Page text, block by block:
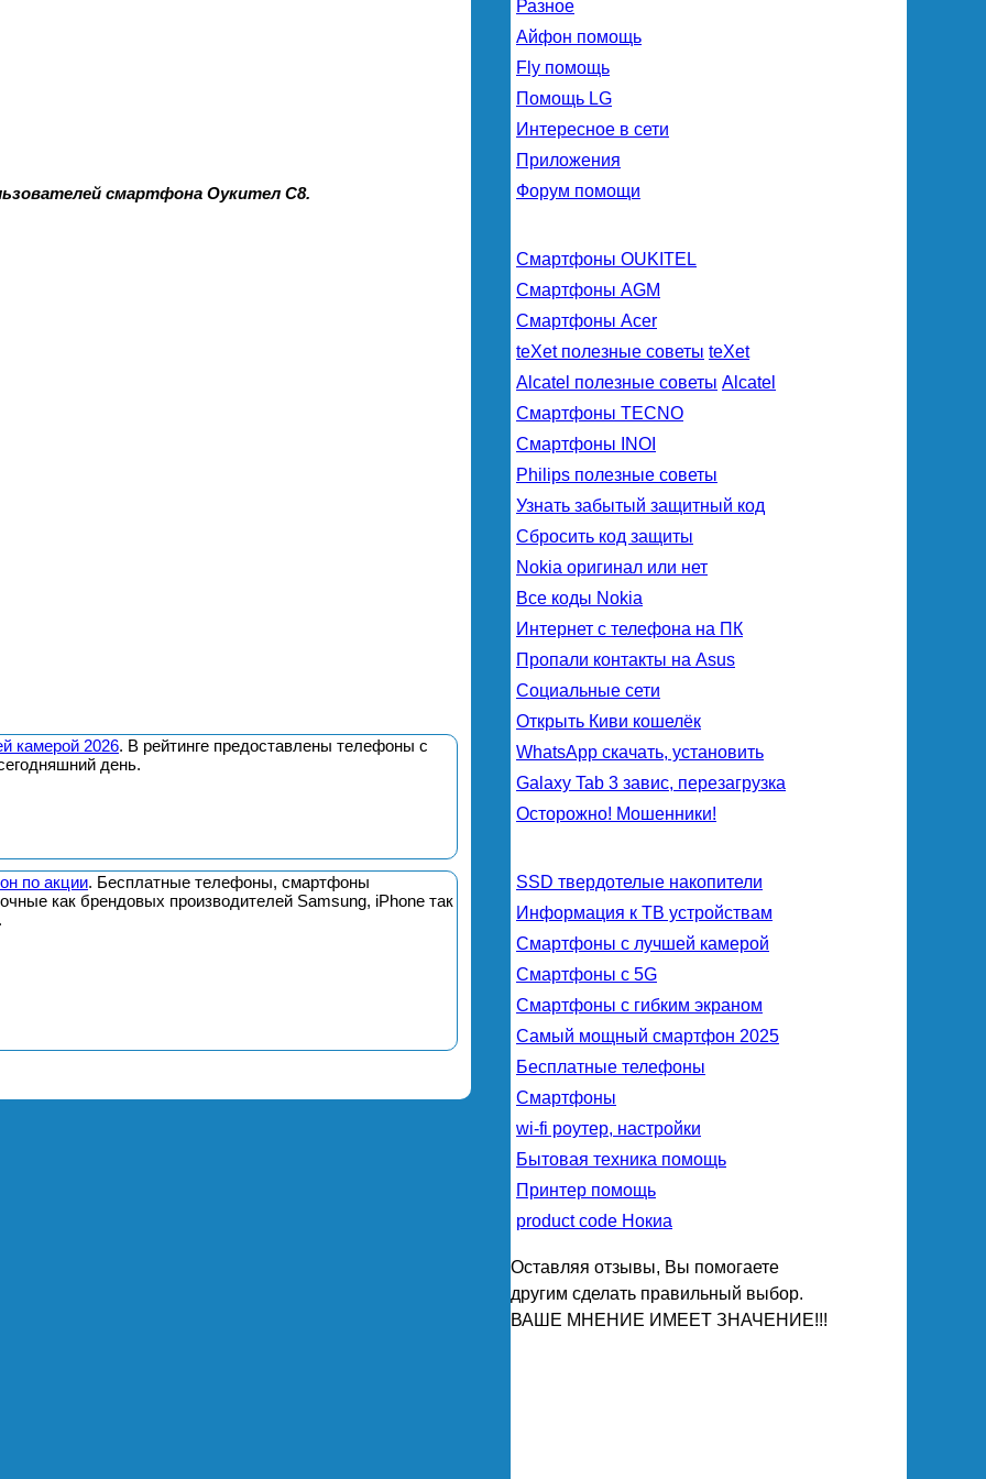
смартфона Оукител С8.
камерой 2026. В рейтинге предоставлены телефоны с
день.
по акции. Бесплатные телефоны, смартфоны
как брендовых производителей Samsung, iPhone так
Разное
Айфон помощь
Fly помощь
Помощь LG
Интересное в сети
Приложения
Форум помощи
Смартфоны OUKITEL
Смартфоны AGM
Смартфоны Acer
teXet полезные советы teXet
Alcatel полезные советы Alcatel
Смартфоны TECNO
Смартфоны INOI
Philips полезные советы
Узнать забытый защитный код
Сбросить код защиты
Nokia оригинал или нет
Все коды Nokia
Интернет с телефона на ПК
Пропали контакты на Asus
Социальные сети
Открыть Киви кошелёк
WhatsApp скачать, установить
Galaxy Tab 3 завис, перезагрузка
Осторожно! Мошенники!
SSD твердотелые накопители
Информация к ТВ устройствам
Смартфоны с лучшей камерой
Смартфоны с 5G
Смартфоны с гибким экраном
Самый мощный смартфон 2025
Бесплатные телефоны
Смартфоны
wi-fi роутер, настройки
Бытовая техника помощь
Принтер помощь
product code Нокиа
Оставляя отзывы, Вы помогаете
другим сделать правильный выбор.
ВАШЕ МНЕНИЕ ИМЕЕТ ЗНАЧЕНИЕ!!!